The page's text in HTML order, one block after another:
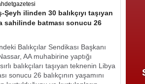
Şeyh ilinden 30 balıkçıyı taşıyan
sahilinde batması sonucu 26
Balıkçılar Sendikası Başkanı
AA muhabirine yaptığı
balıkçıları taşıyan teknenin Libya
sonucu 26 balıkçının yaşamını